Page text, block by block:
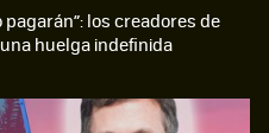
los creadores de
huelga indefinida